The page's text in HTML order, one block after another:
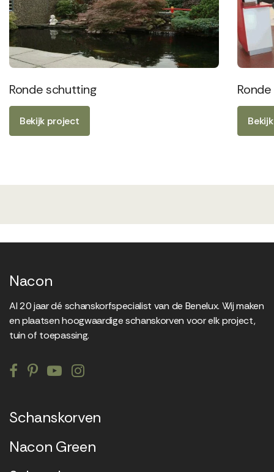
Ronde schutting
Bekijk project
Nacon
Al 20 jaar dé schanskorfspecialist van de Benelux. Wij maken
en plaatsen hoogwaardige schanskorven voor elk project,
tuin of toepassing.
Schanskorven
Nacon Green